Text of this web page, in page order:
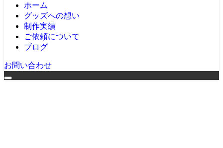
ホーム
グッズへの想い
制作実績
ご依頼について
ブログ
お問い合わせ